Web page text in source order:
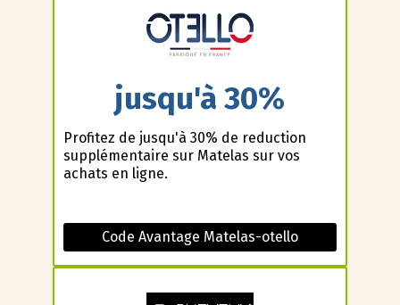
jusqu'à 30%
Profitez de jusqu'à 30% de reduction
supplémentaire sur Matelas sur vos
achats en ligne.
Code Avantage Matelas-otello